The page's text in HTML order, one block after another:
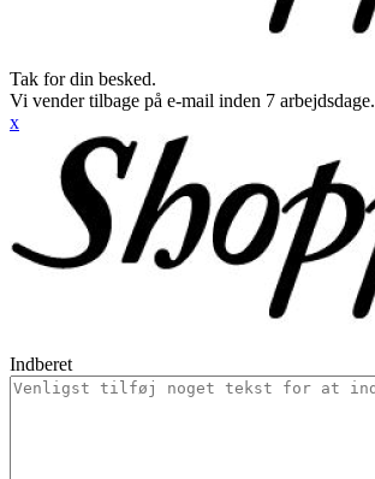
Tak for din besked.
Vi vender tilbage på e-mail inden 7 arbejdsdage.
x
Indberet